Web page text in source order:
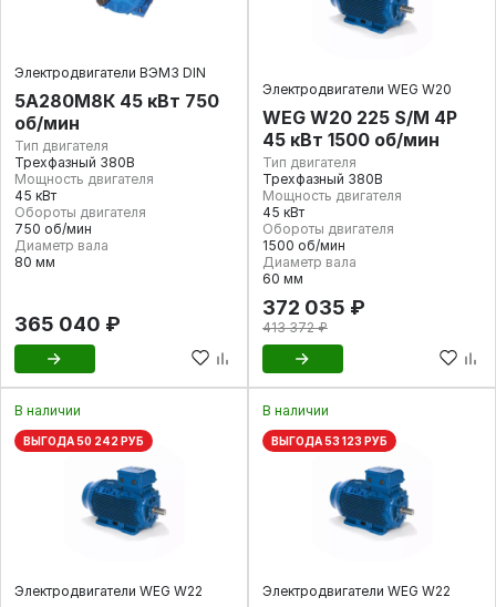
Электродвигатели ВЭМЗ DIN
5А280М8К 45 кВт 750
об/мин
Тип двигателя
Трехфазный 380В
Мощность двигателя
45 кВт
Обороты двигателя
750 об/мин
Диаметр вала
80 мм
365 040 ₽
Электродвигатели WEG W20
WEG W20 225 S/M 4P
45 кВт 1500 об/мин
Тип двигателя
Трехфазный 380В
Мощность двигателя
45 кВт
Обороты двигателя
1500 об/мин
Диаметр вала
60 мм
372 035 ₽
413 372 ₽
В наличии
ВЫГОДА 50 242 РУБ
Электродвигатели WEG W22
В наличии
ВЫГОДА 53 123 РУБ
Электродвигатели WEG W22